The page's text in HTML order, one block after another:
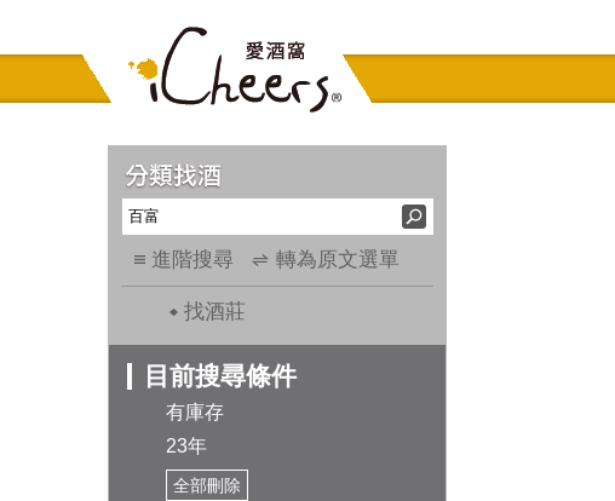
進階搜尋 轉為原文選單
找酒莊
目前搜尋條件
有庫存
23年
全部刪除